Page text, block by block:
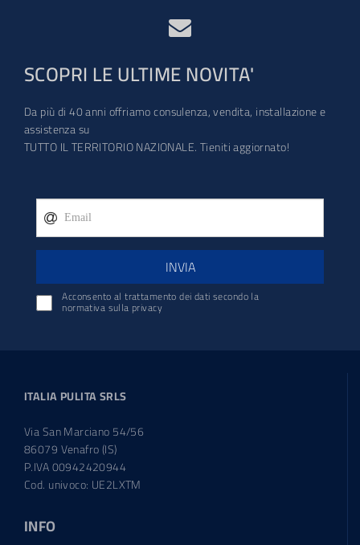
SCOPRI LE ULTIME NOVITA'
Da più di 40 anni offriamo consulenza, vendita, installazione e
assistenza su
TUTTO IL TERRITORIO NAZIONALE. Tieniti aggiornato!
INVIA
Acconsento al trattamento dei dati secondo la
normativa sulla privacy
ITALIA PULITA SRLS
Via San Marciano 54/56
86079 Venafro (IS)
P.IVA 00942420944
Cod. univoco: UE2LXTM
INFO